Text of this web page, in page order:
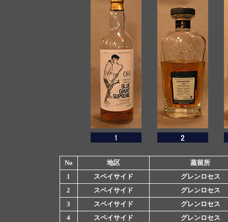
No 地区
蒸留所
1
スペイサイド
グレンロセス
2
スペイサイド
グレンロセス
3
スペイサイド
グレンロセス
4
スペイサイド
グレンロセス